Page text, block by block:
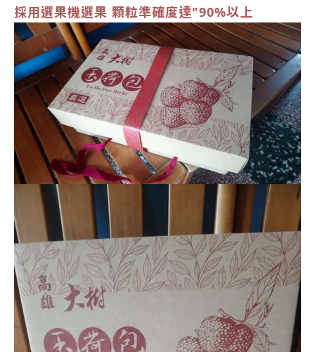
採用選果機選果 顆粒準確度達"90%以上